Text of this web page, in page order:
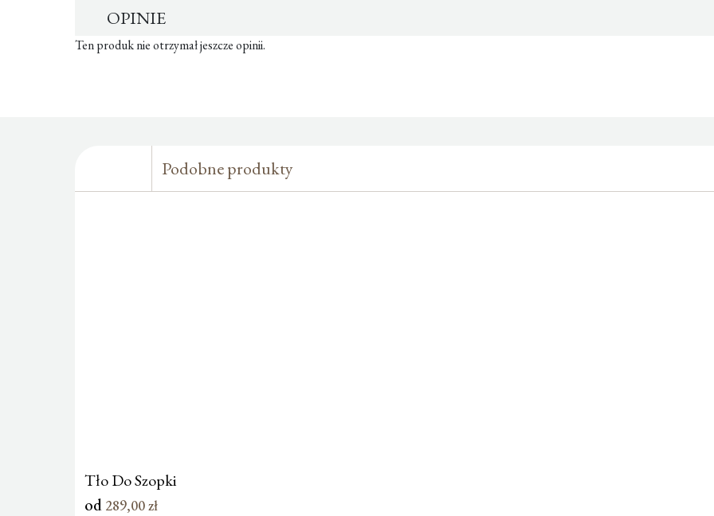
OPINIE
Ten produk nie otrzymał jeszcze opinii.
Podobne produkty
Tło Do Szopki
od 289,00zł